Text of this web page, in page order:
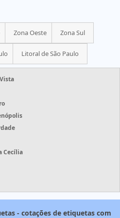
Zona Oeste Zona Sul
Litoral de São Paulo
Cecília
- cotações de etiquetas com